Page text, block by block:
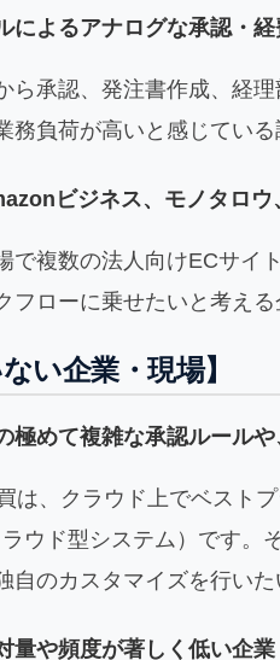
によるアナログな承認・
ら承認、発注書作成、経
務負荷が高いと感じてい
ビジネス、モノタロ
で複数の法人向けECサイ
フローに乗せたいと考える
い企業・現場】
極めて複雑な承認ルール
は、クラウド上でベスト
ウド型システム）です。
自のカスタマイズを行い
量や頻度が著しく低い企業